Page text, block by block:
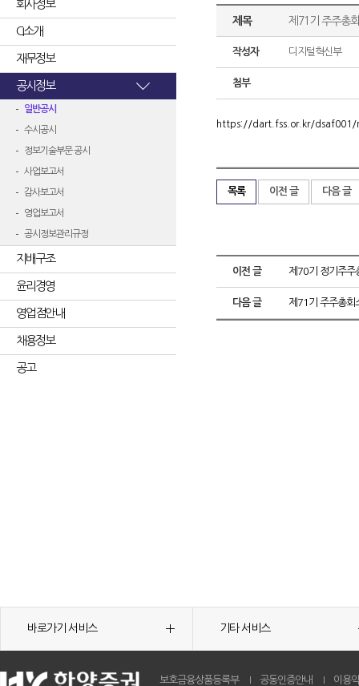
회사정보
CI소개
재무정보
공시정보
일반공시
수시공시
정보기술부문 공시
사업보고서
감사보고서
영업보고서
공시정보관리규정
지배구조
윤리경영
영업점안내
채용정보
공고
제목 제71기 주주총
작성자 디지털혁신부
첨부
https://dart.fss.or.kr/dsaf001/
목록 이전 글 다음 글
이전 글 제70기 정기주주
다음 글 제71기 주주총회
바로가기 서비스 기타 서비스
보호금융상품등록부 공동인증안내 이용